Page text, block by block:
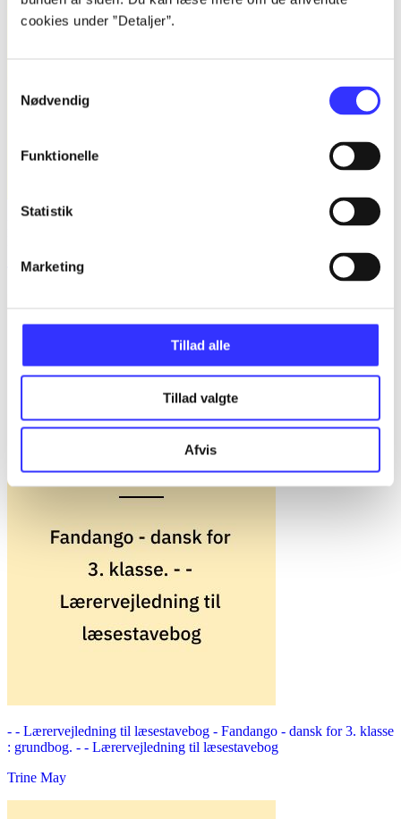
cookies under ”Detaljer”.
Nødvendig
Funktionelle
Statistik
Marketing
Tillad alle
Tillad valgte
Afvis
Fandango - dansk for 3. klasse : grundbog -- Arbejdsbog.
Trine May
- - Lærervejledning til læsestavebog - Fandango - dansk for 3. klasse
: grundbog. - - Lærervejledning til læsestavebog
Trine May